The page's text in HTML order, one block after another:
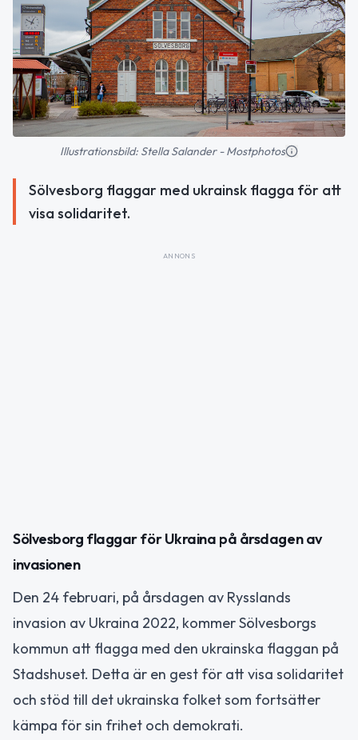
Illustrationsbild: Stella Salander - Mostphotos
Sölvesborg flaggar med ukrainsk flagga för att
visa solidaritet.
ANNONS
Sölvesborg flaggar för Ukraina på årsdagen av
invasionen
Den 24 februari, på årsdagen av Rysslands
invasion av Ukraina 2022, kommer Sölvesborgs
kommun att flagga med den ukrainska flaggan på
Stadshuset. Detta är en gest för att visa solidaritet
och stöd till det ukrainska folket som fortsätter
kämpa för sin frihet och demokrati.